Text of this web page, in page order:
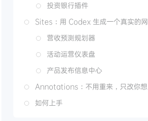
投资银行插件
营收预测规划器
活动运营仪表盘
产品发布信息中心
如何上手